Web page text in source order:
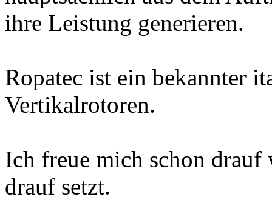
ihre Leistung generieren.
Ropatec ist ein bekannter
Vertikalrotoren.
Ich freue mich schon drauf
drauf setzt.